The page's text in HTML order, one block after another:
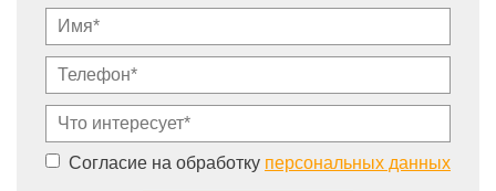
Согласие на обработку персональных данных